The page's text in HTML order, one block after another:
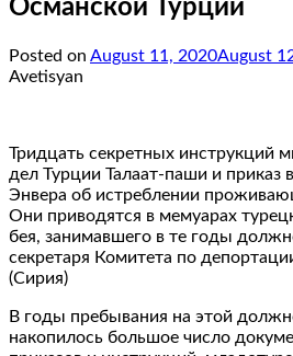
Османской Турции
Posted on August 11, 2020August
Avetisyan
Тридцать секретных инструкций
дел Турции Талаат-паши и приказ
Энвера об истреблении
Они приводятся в мемуарах
бея, занимавшего в те годы
секретаря Комитета по
(Сирия)
В годы пребывания на этой
накопилось большое число